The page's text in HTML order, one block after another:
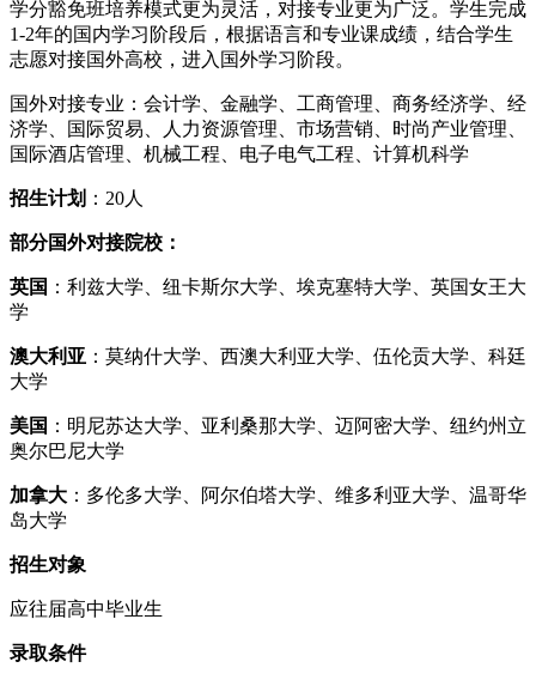
学分豁免班培养模式更为灵活，对接专业更为广泛。学生完成
1-2年的国内学习阶段后，根据语言和专业课成绩，结合学生
志愿对接国外高校，进入国外学习阶段。
国外对接专业：会计学、金融学、工商管理、商务经济学、经
济学、国际贸易、人力资源管理、市场营销、时尚产业管理、
国际酒店管理、机械工程、电子电气工程、计算机科学
招生计划 ：20人
部分国外对接院校：
英国 ：利兹大学、纽卡斯尔大学、埃克塞特大学、英国女王大
学
澳大利亚 ：莫纳什大学、西澳大利亚大学、伍伦贡大学、科廷
大学
美国 ：明尼苏达大学、亚利桑那大学、迈阿密大学、纽约州立
奥尔巴尼大学
加拿大 ：多伦多大学、阿尔伯塔大学、维多利亚大学、温哥华
岛大学
招生对象
应往届高中毕业生
录取条件